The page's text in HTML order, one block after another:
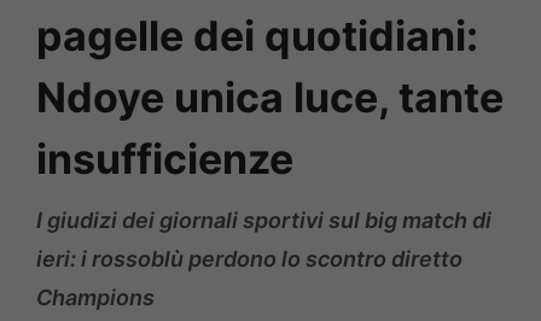
pagelle dei quotidiani:
Ndoye unica luce, tante
insufficienze
I giudizi dei giornali sportivi sul big match di
ieri: i rossoblù perdono lo scontro diretto
Champions